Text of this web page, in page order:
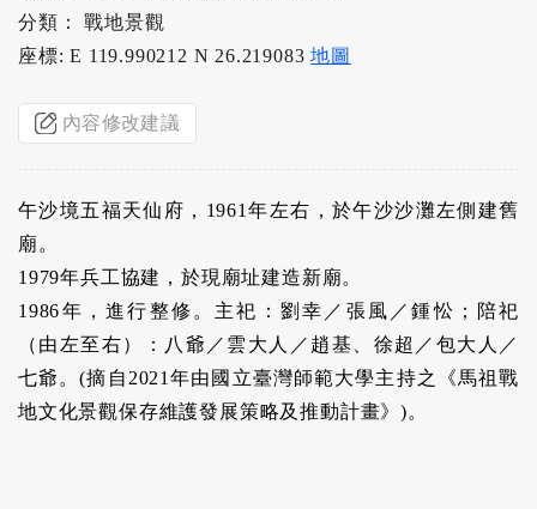
分類： 戰地景觀
座標: E 119.990212 N 26.219083地圖
內容修改建議
午沙境五福天仙府，1961年左右，於午沙沙灘左側建舊
廟。
1979年兵工協建，於現廟址建造新廟。
1986年，進行整修。主祀：劉幸／張風／鍾忪；陪祀
（由左至右）：八爺／雲大人／趙基、徐超／包大人／
七爺。(摘自2021年由國立臺灣師範大學主持之《馬祖戰
地文化景觀保存維護發展策略及推動計畫》)。